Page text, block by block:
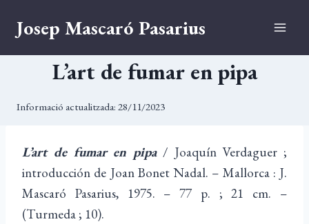
contingut
Josep Mascaró Pasarius
L’art de fumar en pipa
Informació actualitzada: 28/11/2023
L’art de fumar en pipa/ Joaquín Verdaguer ;
introducción de Joan Bonet Nadal. – Mallorca : J.
Mascaró Pasarius, 1975. – 77 p. ; 21 cm. –
(Turmeda ; 10).